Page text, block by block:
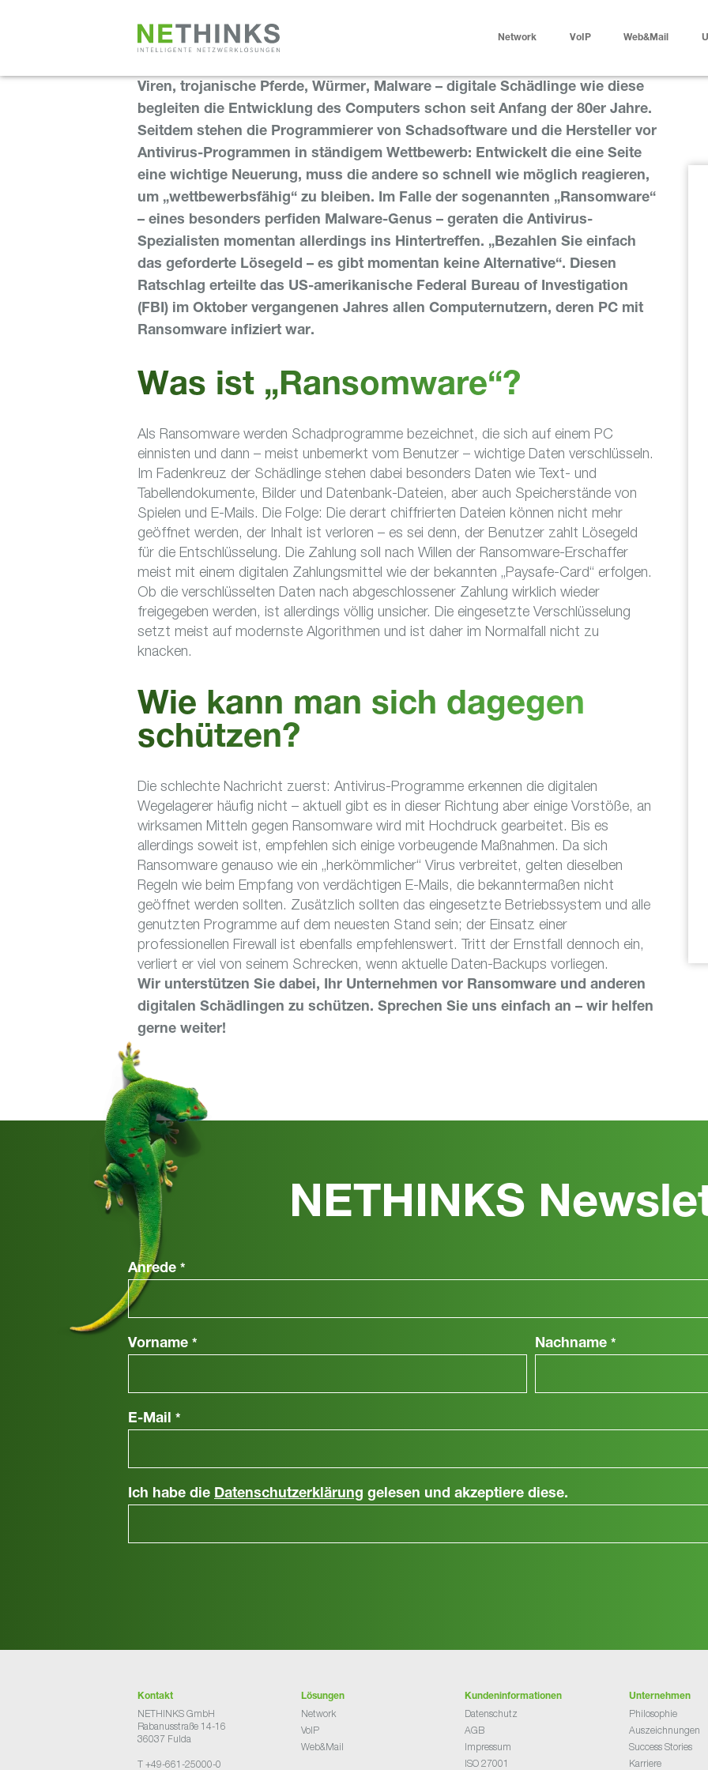
Network VoIP Web&Mail
Viren, trojanische Pferde, Würmer, Malware – digitale Schädlinge wie diese
begleiten die Entwicklung des Computers schon seit Anfang der 80er Jahre.
Seitdem stehen die Programmierer von Schadsoftware und die Hersteller vor
Antivirus-Programmen in ständigem Wettbewerb: Entwickelt die eine Seite
eine wichtige Neuerung, muss die andere so schnell wie möglich reagieren,
um „wettbewerbsfähig“ zu bleiben. Im Falle der sogenannten „Ransomware“
– eines besonders perfiden Malware-Genus – geraten die Antivirus-
Spezialisten momentan allerdings ins Hintertreffen. „Bezahlen Sie einfach
das geforderte Lösegeld – es gibt momentan keine Alternative“. Diesen
Ratschlag erteilte das US-amerikanische Federal Bureau of Investigation
(FBI) im Oktober vergangenen Jahres allen Computernutzern, deren PC mit
Ransomware infiziert war.
Was ist „Ransomware“?
Als Ransomware werden Schadprogramme bezeichnet, die sich auf einem PC
einnisten und dann – meist unbemerkt vom Benutzer – wichtige Daten verschlüsseln.
Im Fadenkreuz der Schädlinge stehen dabei besonders Daten wie Text- und
Tabellendokumente, Bilder und Datenbank-Dateien, aber auch Speicherstände von
Spielen und E-Mails. Die Folge: Die derart chiffrierten Dateien können nicht mehr
geöffnet werden, der Inhalt ist verloren – es sei denn, der Benutzer zahlt Lösegeld
für die Entschlüsselung. Die Zahlung soll nach Willen der Ransomware-Erschaffer
meist mit einem digitalen Zahlungsmittel wie der bekannten „Paysafe-Card“ erfolgen.
Ob die verschlüsselten Daten nach abgeschlossener Zahlung wirklich wieder
freigegeben werden, ist allerdings völlig unsicher. Die eingesetzte Verschlüsselung
setzt meist auf modernste Algorithmen und ist daher im Normalfall nicht zu
knacken.
Wie kann man sich dagegen
schützen?
Die schlechte Nachricht zuerst: Antivirus-Programme erkennen die digitalen
Wegelagerer häufig nicht – aktuell gibt es in dieser Richtung aber einige Vorstöße, an
wirksamen Mitteln gegen Ransomware wird mit Hochdruck gearbeitet. Bis es
allerdings soweit ist, empfehlen sich einige vorbeugende Maßnahmen. Da sich
Ransomware genauso wie ein „herkömmlicher“ Virus verbreitet, gelten dieselben
Regeln wie beim Empfang von verdächtigen E-Mails, die bekanntermaßen nicht
geöffnet werden sollten. Zusätzlich sollten das eingesetzte Betriebssystem und alle
genutzten Programme auf dem neuesten Stand sein; der Einsatz einer
professionellen Firewall ist ebenfalls empfehlenswert. Tritt der Ernstfall dennoch ein,
verliert er viel von seinem Schrecken, wenn aktuelle Daten-Backups vorliegen.
Wir unterstützen Sie dabei, Ihr Unternehmen vor Ransomware und anderen
digitalen Schädlingen zu schützen. Sprechen Sie uns einfach an – wir helfen
gerne weiter!
NETHINKS
Anrede *
Vorname * Nachname *
E-Mail *
Ich habe die Datenschutzerklärung gelesen und akzeptiere diese.
Kontakt
NETHINKS GmbH
Rabanusstraße 14-16
36037 Fulda
T +49-661-25000-0
Lösungen
Network
VoIP
Web&Mail
Kundeninformationen
Datenschutz
AGB
Impressum
ISO 27001
Unternehmen
Philosophie
Auszeichnungen
Success Stories
Karriere